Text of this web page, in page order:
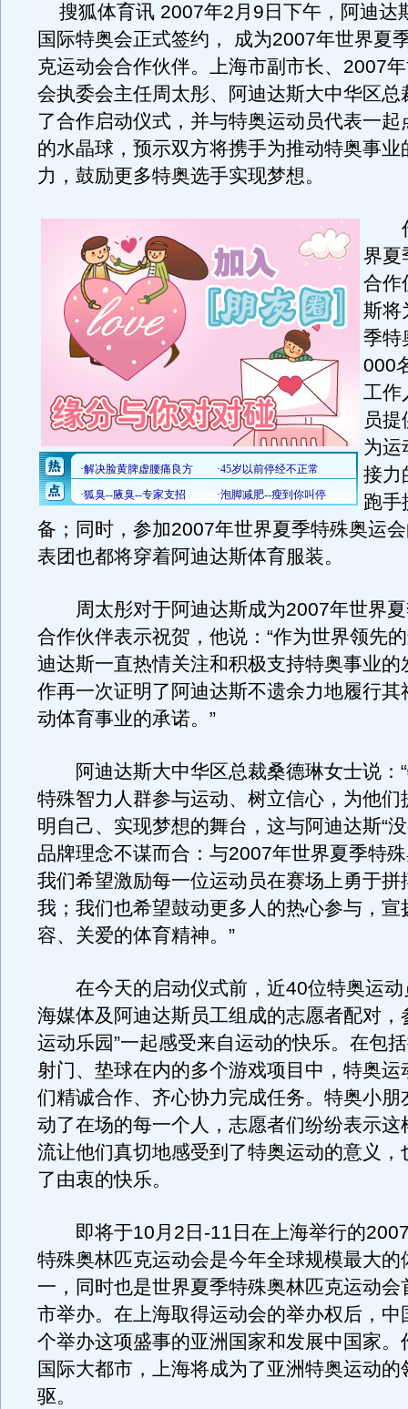
搜狐体育讯 2007年2月9日下午，阿迪达
国际特奥会正式签约， 成为2007年世界夏
克运动会合作伙伴。上海市副市长、2007
会执委会主任周太彤、阿迪达斯大中华区总
了合作启动仪式，并与特奥运动员代表一起
的水晶球，预示双方将携手为推动特奥事业
力，鼓励更多特奥选手实现梦想。
作
界夏
合作
斯将
季特
000
工作
员
为运
接力
跑手
备；同时，参加2007年世界夏季特殊奥运
表团也都将穿着阿迪达斯体育服装。
周太彤对于阿迪达斯成为2007年世界夏
合作伙伴表示祝贺，他说：“作为世界领先
迪达斯一直热情关注和积极支持特奥事业的
作再一次证明了阿迪达斯不遗余力地履行其
动体育事业的承诺。”
阿迪达斯大中华区总裁桑德琳女士说：“
特殊智力人群参与运动、树立信心，为他们
明自己、实现梦想的舞台，这与阿迪达斯“
品牌理念不谋而合：与2007年世界夏季特
我们希望激励每一位运动员在赛场上勇于拼
我；我们也希望鼓动更多人的热心参与，宣
容、关爱的体育精神。”
在今天的启动仪式前，近40位特奥运动
海媒体及阿迪达斯员工组成的志愿者配对，
运动乐园”一起感受来自运动的快乐。在包
射门、垫球在内的多个游戏项目中，特奥运
们精诚合作、齐心协力完成任务。特奥小朋
动了在场的每一个人，志愿者们纷纷表示这
流让他们真切地感受到了特奥运动的意义，
了由衷的快乐。
即将于10月2日-11日在上海举行的
特殊奥林匹克运动会是今年全球规模最大的
一，同时也是世界夏季特殊奥林匹克运动会
市举办。在上海取得运动会的举办权后，中
个举办这项盛事的亚洲国家和发展中国家。
国际大都市，上海将成为了亚洲特奥运动的
驱。